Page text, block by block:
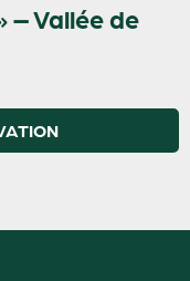
– Vallée de